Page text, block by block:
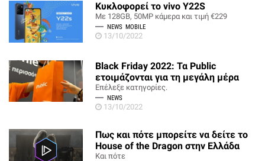
Κυκλοφορεί το vivo Y22S
Με 128GB, 50MP κάμερα και τιμή €229
NEWS MOBILE
13/10/2022
Black Friday 2022: Τα Public
ετοιμάζονται για τη μεγάλη μέρα
Επέλεξε κατηγορίες.
NEWS
13/10/2022
Πως και πότε μπορείτε να δείτε το
House of the Dragon στην Ελλάδα
Και πότε